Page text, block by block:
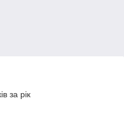
за рік